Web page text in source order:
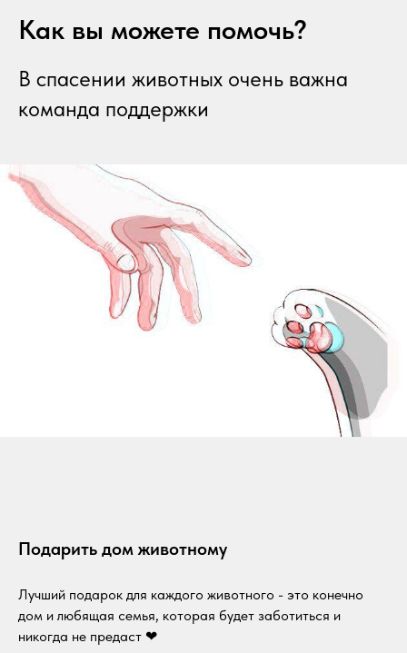
Как вы можете помочь?
В спасении животных очень важна
команда поддержки
Подарить дом животному
Лучший подарок для каждого животного - это конечно
дом и любящая семья, которая будет заботиться и
никогда не предаст ❤